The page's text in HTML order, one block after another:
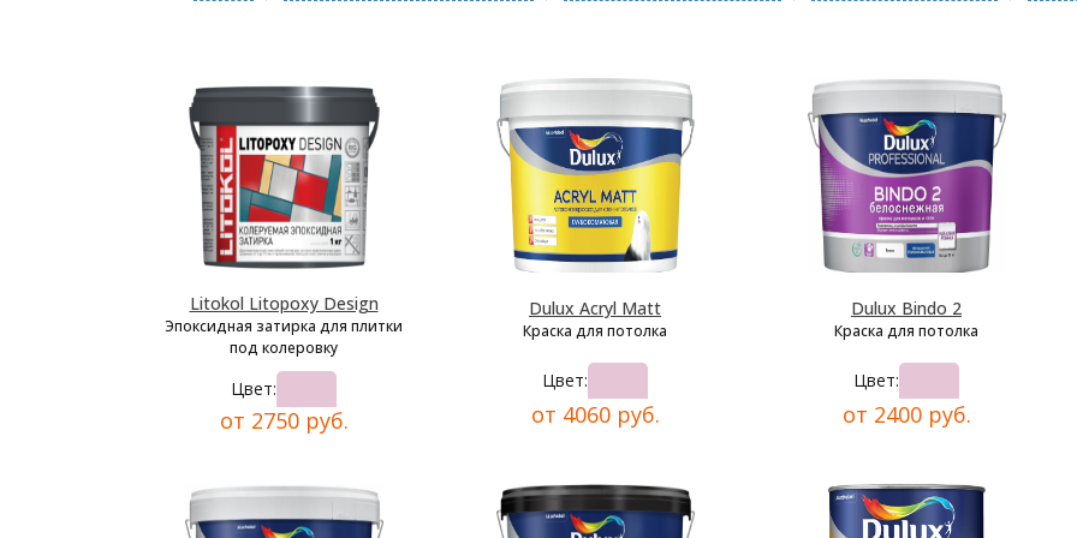
Litokol Litopoxy Design
Эпоксидная затирка для плитки
под колеровку
Цвет:
от 2750 руб.
Dulux Acryl Matt
Краска для потолка
Цвет:
от 4060 руб.
Dulux Bindo 2
Краска для потолка
Цвет:
от 2400 руб.